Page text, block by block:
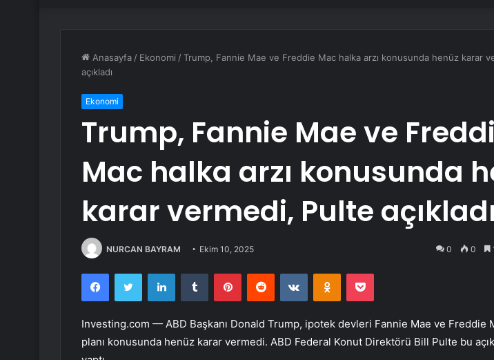
Anasayfa / Ekonomi /Trump, Fannie Mae ve Freddie Mac halka arzı konusunda henüz karar
açıkladı
Ekonomi
Trump, Fannie Mae ve
Mac halka arzı konusunda
karar vermedi, Pulte açıkladı
NURCAN BAYRAM Ekim 10, 2025 0 0
FacebookTwitter LinkedInTumblr PinterestReddit VKontakteOdnoklassniki
Pocket
Investing.com — ABD Başkanı Donald Trump, ipotek devleri Fannie Mae ve Freddie
planı konusunda henüz karar vermedi. ABD Federal Konut Direktörü Bill Pulte bu